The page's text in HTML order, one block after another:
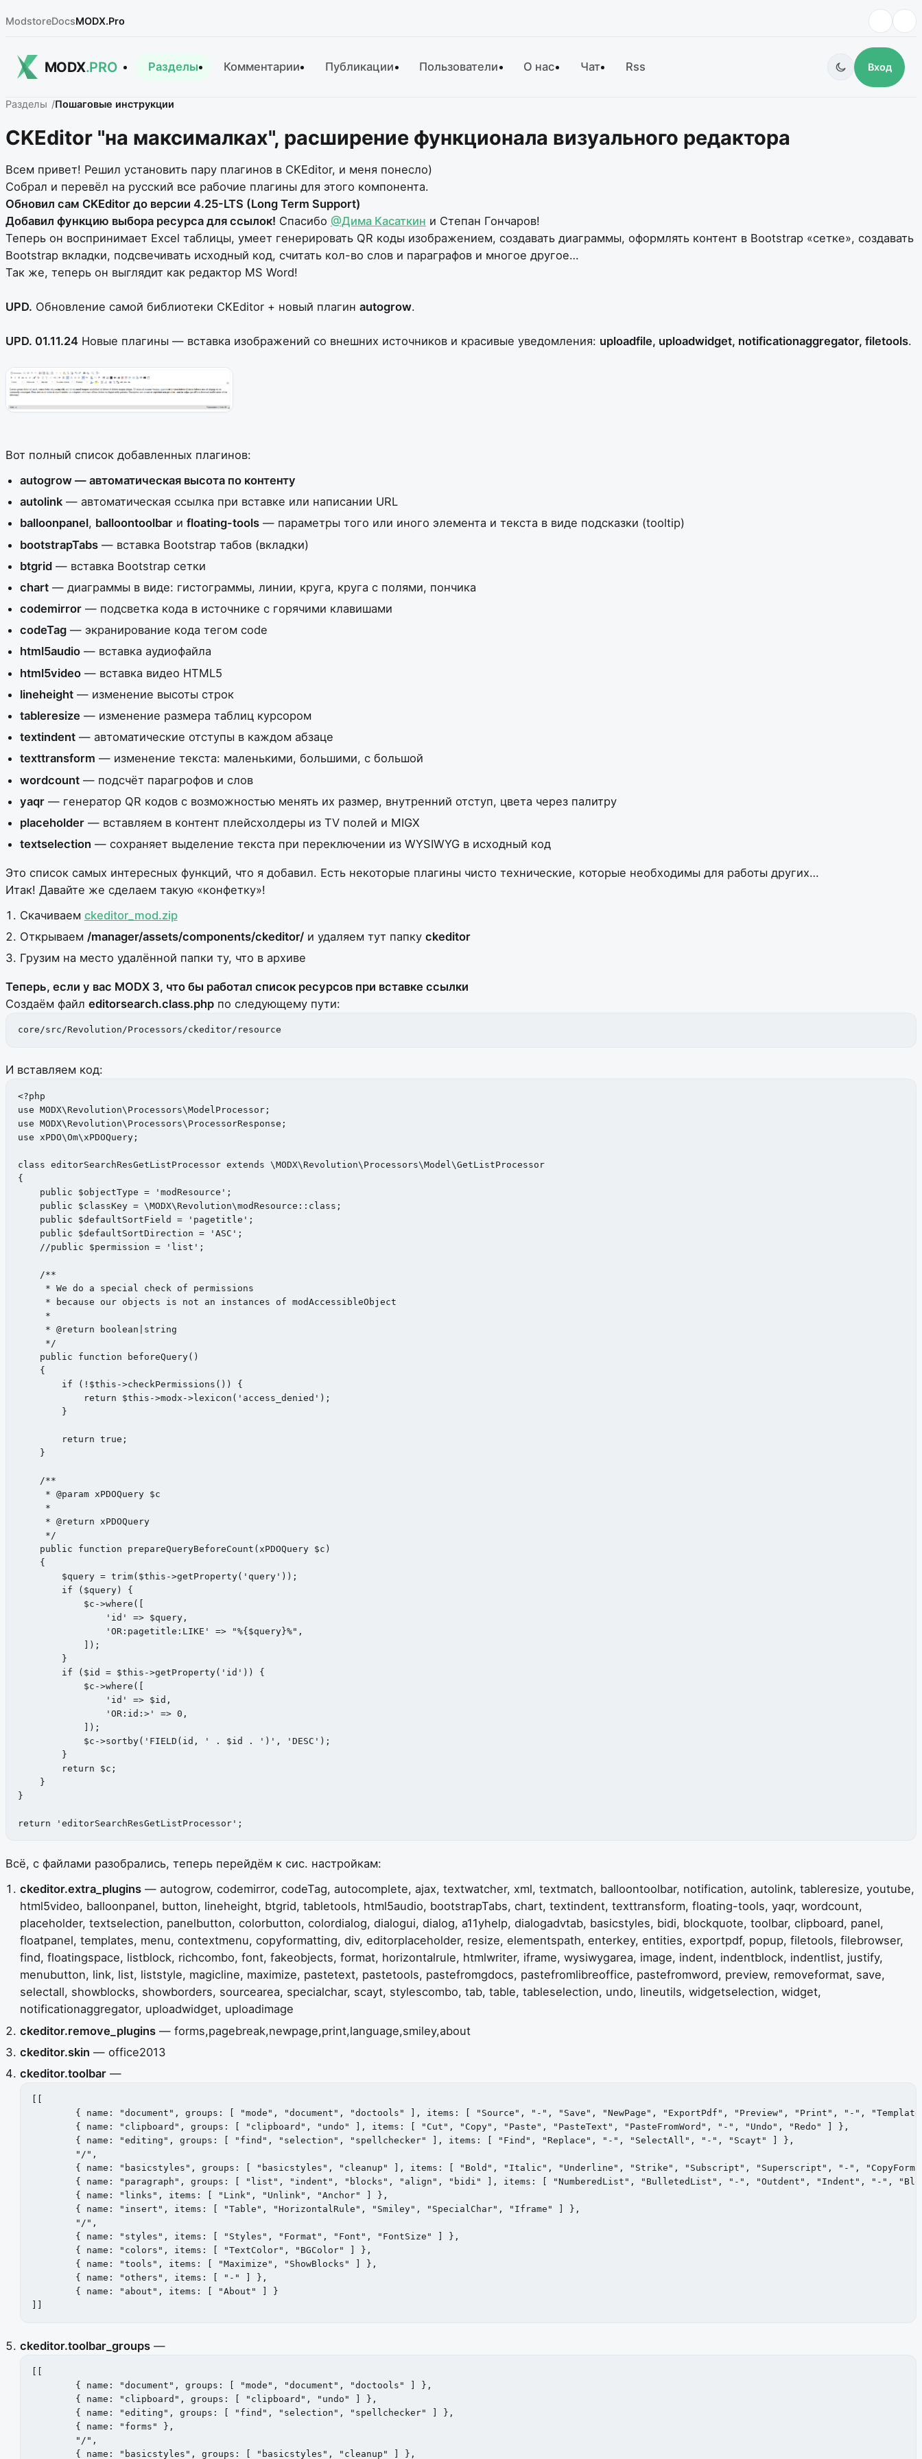
ModstoreDocsMODX.Pro
MODX.PRO Разделы Комментарии Публикации Пользователи О нас Чат Rss Вход
Разделы Пошаговые инструкции
CKEditor "на максималках", расширение функционала визуального редактора
Всем привет! Решил установить пару плагинов в CKEditor, и меня понесло)
Собрал и перевёл на русский все рабочие плагины для этого компонента.
Обновил сам CKEditor до версии 4.25-LTS (Long Term Support)
Добавил функцию выбора ресурса для ссылок! Спасибо @Дима Касаткин и Степан Гончаров!
Теперь он воспринимает Excel таблицы, умеет генерировать QR коды изображением, создавать диаграммы, оформлять контент в Bootstrap «сетке», создавать
Bootstrap вкладки, подсвечивать исходный код, считать кол-во слов и параграфов и многое другое…
Так же, теперь он выглядит как редактор MS Word!
UPD. Обновление самой библиотеки CKEditor + новый плагин autogrow.
UPD. 01.11.24 Новые плагины — вставка изображений со внешних источников и красивые уведомления: uploadfile, uploadwidget, notificationaggregator, filetools.
Вот полный список добавленных плагинов:
autogrow — автоматическая высота по контенту
autolink— автоматическая ссылка при вставке или написании URL
balloonpanel, balloontoolbarи floating-tools— параметры того или иного элемента и текста в виде подсказки (tooltip)
bootstrapTabs— вставка Bootstrap табов (вкладки)
btgrid— вставка Bootstrap сетки
chart— диаграммы в виде: гистограммы, линии, круга, круга с полями, пончика
codemirror— подсветка кода в источнике с горячими клавишами
codeTag— экранирование кода тегом code
html5audio— вставка аудиофайла
html5video— вставка видео HTML5
lineheight— изменение высоты строк
tableresize — изменение размера таблиц курсором
textindent— автоматические отступы в каждом абзаце
texttransform — изменение текста: маленькими, большими, с большой
wordcount— подсчёт парагрофов и слов
yaqr— генератор QR кодов с возможностью менять их размер, внутренний отступ, цвета через палитру
placeholder— вставляем в контент плейсхолдеры из TV полей и MIGX
textselection — сохраняет выделение текста при переключении из WYSIWYG в исходный код
Это список самых интересных функций, что я добавил. Есть некоторые плагины чисто технические, которые необходимы для работы других…
Итак! Давайте же сделаем такую «конфетку»!
Скачиваем ckeditor_mod.zip
Открываем /manager/assets/components/ckeditor/и удаляем тут папку ckeditor
Грузим на место удалённой папки ту, что в архиве
Теперь, если у вас MODX 3, что бы работал список ресурсов при вставке ссылки
Создаём файл editorsearch.class.php по следующему пути:
core/src/Revolution/Processors/ckeditor/resource
И вставляем код:
<?php
use MODX\Revolution\Processors\ModelProcessor;
use MODX\Revolution\Processors\ProcessorResponse;
use xPDO\Om\xPDOQuery;
class editorSearchResGetListProcessor extends \MODX\Revolution\Processors\Model\GetListProcessor
{
    public $objectType = 'modResource';
    public $classKey = \MODX\Revolution\modResource::class;
    public $defaultSortField = 'pagetitle';
    public $defaultSortDirection = 'ASC';
    //public $permission = 'list';
    /**
     * We do a special check of permissions
     * because our objects is not an instances of modAccessibleObject
     *
     * @return boolean|string
     */
    public function beforeQuery()
    {
        if (!$this->checkPermissions()) {
            return $this->modx->lexicon('access_denied');
        }
        return true;
    }
    /**
     * @param xPDOQuery $c
     *
     * @return xPDOQuery
     */
    public function prepareQueryBeforeCount(xPDOQuery $c)
    {
        $query = trim($this->getProperty('query'));
        if ($query) {
            $c->where([
                'id' => $query,
                'OR:pagetitle:LIKE' => "%{$query}%",
            ]);
        }
        if ($id = $this->getProperty('id')) {
            $c->where([
                'id' => $id,
                'OR:id:>' => 0,
            ]);
            $c->sortby('FIELD(id, ' . $id . ')', 'DESC');
        }
        return $c;
    }
}
return 'editorSearchResGetListProcessor';
Всё, с файлами разобрались, теперь перейдём к сис. настройкам:
ckeditor.extra_plugins— autogrow, codemirror, codeTag, autocomplete, ajax, textwatcher, xml, textmatch, balloontoolbar, notification, autolink, tableresize, youtube,
html5video, balloonpanel, button, lineheight, btgrid, tabletools, html5audio, bootstrapTabs, chart, textindent, texttransform, floating-tools, yaqr, wordcount,
placeholder, textselection, panelbutton, colorbutton, colordialog, dialogui, dialog, a11yhelp, dialogadvtab, basicstyles, bidi, blockquote, toolbar, clipboard, panel,
floatpanel, templates, menu, contextmenu, copyformatting, div, editorplaceholder, resize, elementspath, enterkey, entities, exportpdf, popup, filetools, filebrowser,
find, floatingspace, listblock, richcombo, font, fakeobjects, format, horizontalrule, htmlwriter, iframe, wysiwygarea, image, indent, indentblock, indentlist, justify,
menubutton, link, list, liststyle, magicline, maximize, pastetext, pastetools, pastefromgdocs, pastefromlibreoffice, pastefromword, preview, removeformat, save,
selectall, showblocks, showborders, sourcearea, specialchar, scayt, stylescombo, tab, table, tableselection, undo, lineutils, widgetselection, widget,
notificationaggregator, uploadwidget, uploadimage
ckeditor.remove_plugins— forms,pagebreak,newpage,print,language,smiley,about
ckeditor.skin — office2013
ckeditor.toolbar—
ckeditor.toolbar_groups—